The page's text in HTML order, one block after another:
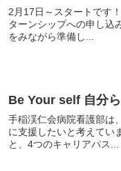
2月17日～スタートです
ターンシップへの申し込
をみながら準備し...
Be Your self 自分
手稲渓仁会病院看護部は
に支援したいと考えてい
と、4つのキャリアパス...